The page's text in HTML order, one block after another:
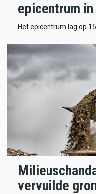
epicentrum
Het epicentrum lag op
vervuilde